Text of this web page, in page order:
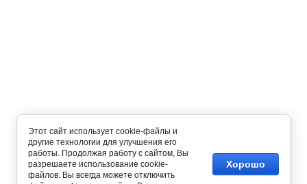
Этот сайт использует cookie-файлы и
другие технологии для улучшения его
работы. Продолжая работу с сайтом, Вы
разрешаете использование cookie-
файлов. Вы всегда можете отключить
Хорошо